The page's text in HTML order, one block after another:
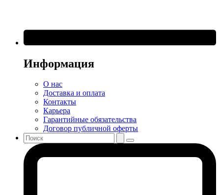
Информация
О нас
Доставка и оплата
Контакты
Карьера
Гарантийные обязательства
Договор публичной оферты